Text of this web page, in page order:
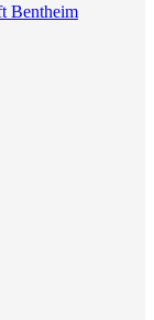
Bentheim